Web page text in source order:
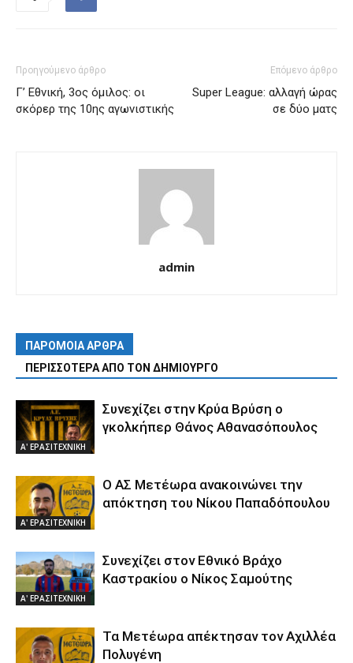
Προηγούμενο άρθρο
Γ’ Εθνική, 3ος όμιλος: οι
σκόρερ της 10ης αγωνιστικής
Επόμενο άρθρο
Super League: αλλαγή ώρας
σε δύο ματς
admin
ΠΑΡΟΜΟΙΑ ΑΡΘΡΑ
ΠΕΡΙΣΣΟΤΕΡΑ ΑΠΟ ΤΟΝ ΔΗΜΙΟΥΡΓΟ
Α' ΕΡΑΣΙΤΕΧΝΙΚΗ
Συνεχίζει στην Κρύα Βρύση ο
γκολκήπερ Θάνος Αθανασόπουλος
Α' ΕΡΑΣΙΤΕΧΝΙΚΗ
Ο ΑΣ Μετέωρα ανακοινώνει την
απόκτηση του Νίκου Παπαδόπουλου
Α' ΕΡΑΣΙΤΕΧΝΙΚΗ
Συνεχίζει στον Εθνικό Βράχο
Καστρακίου ο Νίκος Σαμούτης
Τα Μετέωρα απέκτησαν τον Αχιλλέα
Πολυγένη